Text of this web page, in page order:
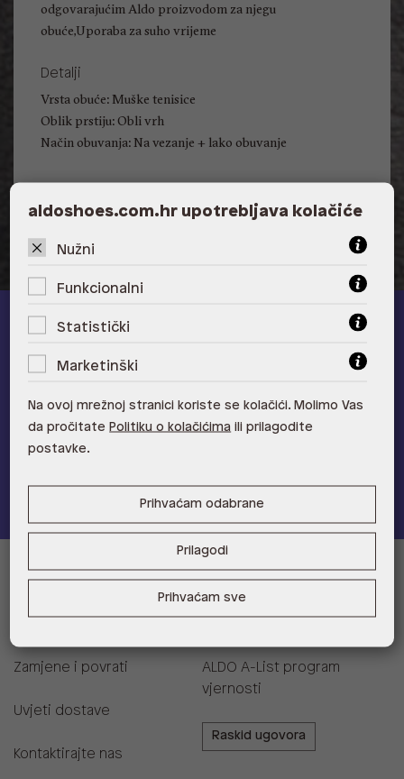
odgovarajućim Aldo proizvodom za njegu
obuće,Uporaba za suho vrijeme
Detalji
Vrsta obuće: Muške tenisice
Oblik prstiju: Obli vrh
Način obuvanja: Na vezanje + lako obuvanje
Učlani se u ALDO A-list program vjernosti
i ostvari 5% popusta
Provjerite naše pogodnosti
Informacije za kupce
Zamjene i povrati
Uvjeti dostave
Kontaktirajte nas
ALDO A-List program
vjernosti
Raskid ugovora
aldoshoes.com.hr upotrebljava kolačiće
Nužni
Funkcionalni
Statistički
Marketinški
Na ovoj mrežnoj stranici koriste se kolačići. Molimo Vas
da pročitate Politiku o kolačićima ili prilagodite
postavke.
Prihvaćam odabrane
Prilagodi
Prihvaćam sve